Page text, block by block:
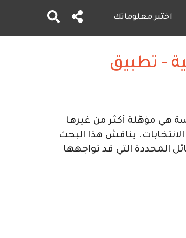
اختبر معلوماتك
- تطبيق
هي مؤهّلة أكثر من غيرها
يناقش هذا البحث
المحددة التي قد تواجهها